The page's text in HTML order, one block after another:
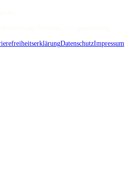
DatenschutzImpressum